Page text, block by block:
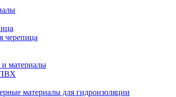
черепица
и материалы
материалы для гидроизоляции